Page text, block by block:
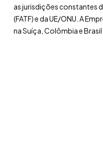
as jurisdições constantes
(FATF) e da UE/ONU. A
na Suíça, Colômbia e Brasil.